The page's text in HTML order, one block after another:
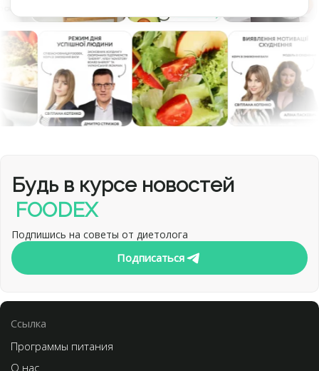
Будь в курсе новостей
FOODEX
Подпишись на советы от диетолога
Подписаться
Cсылка
Программы питания
О нас